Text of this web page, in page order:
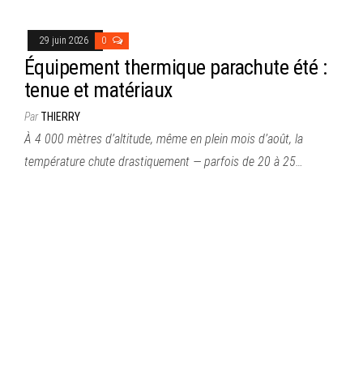
29 juin 2026 0
Équipement thermique parachute été :
tenue et matériaux
ParTHIERRY
À 4 000 mètres d’altitude, même en plein mois d’août, la
température chute drastiquement — parfois de 20 à 25…